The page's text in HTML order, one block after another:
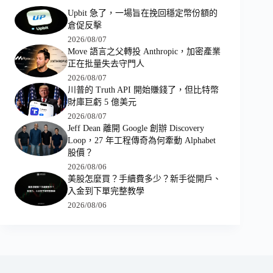
Upbit 急了，一場旨在挽回穩定幣份額的
倉促反擊
2026/08/07
Move 語言之父轉投 Anthropic，加密產業
正在批量失去守門人
2026/08/07
川普的 Truth API 開始賺錢了，但比特幣
財庫巨虧 5 億美元
2026/08/07
Jeff Dean 離開 Google 創辦 Discovery
Loop，27 年工程傳奇為何牽動 Alphabet
股價？
2026/08/06
美股怎麼買？手續費多少？新手從開戶、
入金到下單完整教學
2026/08/06